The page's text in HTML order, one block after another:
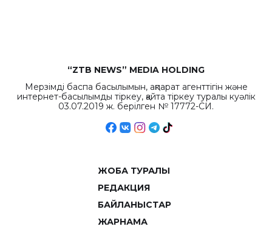
“ZTB NEWS” MEDIA HOLDING
Мерзімді баспа басылымын, ақпарат агенттігін және
интернет-басылымды тіркеу, қайта тіркеу туралы куәлік
03.07.2019 ж. берілген № 17772-СИ.
ЖОБА ТУРАЛЫ
РЕДАКЦИЯ
БАЙЛАНЫСТАР
ЖАРНАМА